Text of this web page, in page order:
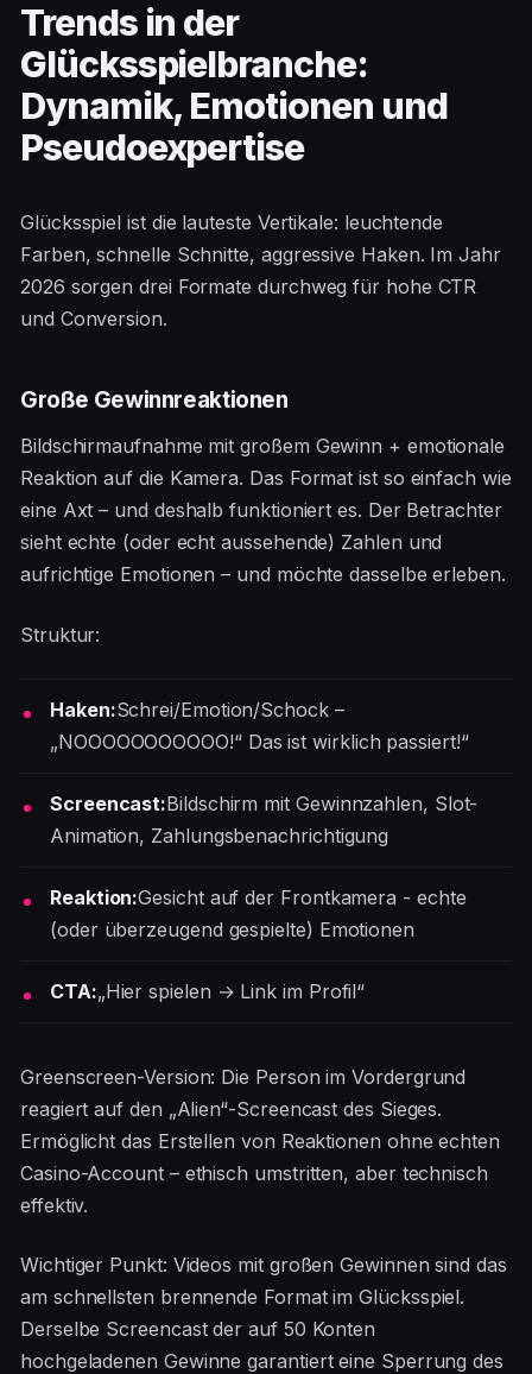
Trends in der
Glücksspielbranche:
Dynamik, Emotionen und
Pseudoexpertise
Glücksspiel ist die lauteste Vertikale: leuchtende
Farben, schnelle Schnitte, aggressive Haken. Im Jahr
2026 sorgen drei Formate durchweg für hohe CTR
und Conversion.
Große Gewinnreaktionen
Bildschirmaufnahme mit großem Gewinn + emotionale
Reaktion auf die Kamera. Das Format ist so einfach wie
eine Axt – und deshalb funktioniert es. Der Betrachter
sieht echte (oder echt aussehende) Zahlen und
aufrichtige Emotionen – und möchte dasselbe erleben.
Struktur:
Haken:Schrei/Emotion/Schock –
„NOOOOOOOOOOO!“ Das ist wirklich passiert!“
Screencast:Bildschirm mit Gewinnzahlen, Slot-
Animation, Zahlungsbenachrichtigung
Reaktion:Gesicht auf der Frontkamera - echte
(oder überzeugend gespielte) Emotionen
CTA:„Hier spielen → Link im Profil“
Greenscreen-Version: Die Person im Vordergrund
reagiert auf den „Alien“-Screencast des Sieges.
Ermöglicht das Erstellen von Reaktionen ohne echten
Casino-Account – ethisch umstritten, aber technisch
effektiv.
Wichtiger Punkt: Videos mit großen Gewinnen sind das
am schnellsten brennende Format im Glücksspiel.
Derselbe Screencast der auf 50 Konten
hochgeladenen Gewinne garantiert eine Sperrung des